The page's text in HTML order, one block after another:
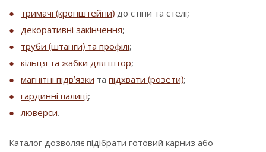
тримачі (кронштейни) до стіни та стелі;
декоративні закінчення;
труби (штанги) та профілі;
кільця та жабки для штор;
магнітні підв’язки та підхвати (розети);
гардинні палиці;
люверси.
Каталог дозволяє підібрати готовий карниз або